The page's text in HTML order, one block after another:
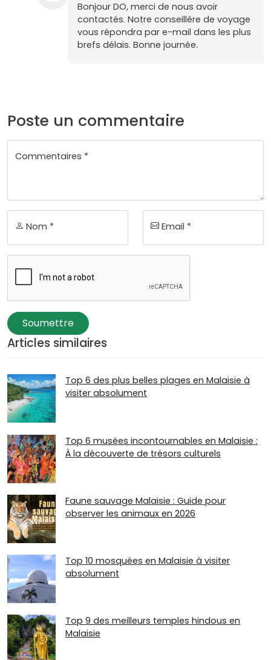
Bonjour DO, merci de nous avoir
contactés. Notre conseillère de voyage
vous répondra par e-mail dans les plus
brefs délais. Bonne journée.
Poste un commentaire
Commentaires *
Nom * Email *
Soumettre
Articles similaires
Top 6 des plus belles plages en Malaisie à
visiter absolument
Top 6 musées incontournables en Malaisie :
À la découverte de trésors culturels
Faune sauvage Malaisie : Guide pour
observer les animaux en 2026
Top 10 mosquées en Malaisie à visiter
absolument
Top 9 des meilleurs temples hindous en
Malaisie